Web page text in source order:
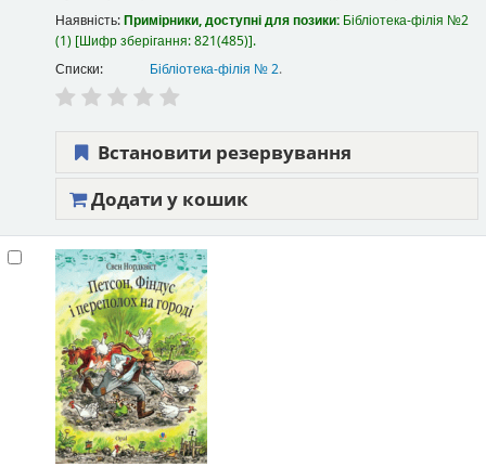
Наявність:Примірники, доступні для позики: Бібліотека-філія №2
(1) Шифр зберігання:821(485) .
Списки:
Бібліотека-філія № 2.
Встановити резервування
Додати у кошик